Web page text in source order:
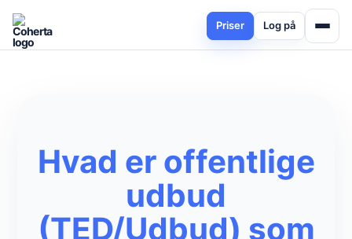
Priser Log på
Hvad er offentlige
udbud
(TED/Udbud) som